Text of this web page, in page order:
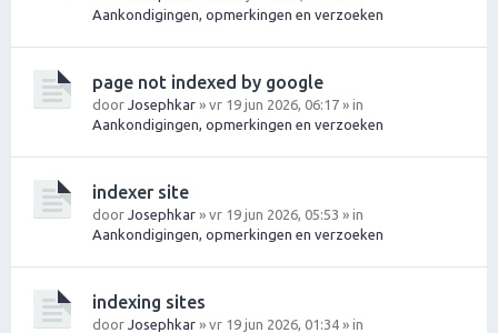
Aankondigingen, opmerkingen en verzoeken
page not indexed by google
door Josephkar » vr 19 jun 2026, 06:17 » in
Aankondigingen, opmerkingen en verzoeken
indexer site
door Josephkar » vr 19 jun 2026, 05:53 » in
Aankondigingen, opmerkingen en verzoeken
indexing sites
door Josephkar » vr 19 jun 2026, 01:34 » in